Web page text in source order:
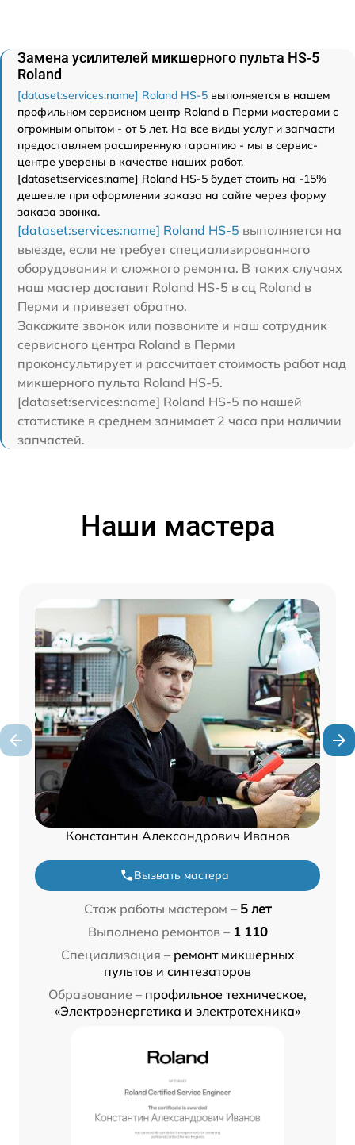
Замена усилителей микшерного пульта HS-5
Roland
[dataset:services:name] Roland HS-5 выполняется в нашем
профильном сервисном центр Roland в Перми мастерами с
огромным опытом - от 5 лет. На все виды услуг и запчасти
предоставляем расширенную гарантию - мы в сервис-
центре уверены в качестве наших работ.
[dataset:services:name] Roland HS-5 будет стоить на -15%
дешевле при оформлении заказа на сайте через форму
заказа звонка.
[dataset:services:name] Roland HS-5 выполняется на
выезде, если не требует специализированного
оборудования и сложного ремонта. В таких случаях
наш мастер доставит Roland HS-5 в сц Roland в
Перми и привезет обратно.
Закажите звонок или позвоните и наш сотрудник
сервисного центра Roland в Перми
проконсультирует и рассчитает стоимость работ над
микшерного пульта Roland HS-5.
[dataset:services:name] Roland HS-5 по нашей
статистике в среднем занимает 2 часа при наличии
запчастей.
Наши мастера
Константин Александрович Иванов
Вызвать мастера
Стаж работы мастером – 5 лет
Выполнено ремонтов – 1 110
Специализация – ремонт микшерных
пультов и синтезаторов
Образование – профильное техническое,
«Электроэнергетика и электротехника»